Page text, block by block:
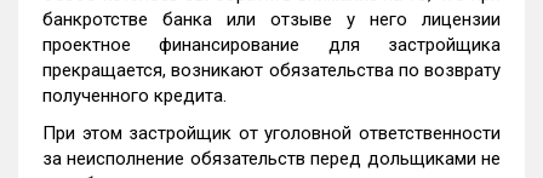
банкротстве банка или отзыве у него лицензии
проектное финансирование для застройщика
прекращается, возникают обязательства по возврату
полученного кредита.
При этом застройщик от уголовной ответственности
за неисполнение обязательств перед дольщиками не